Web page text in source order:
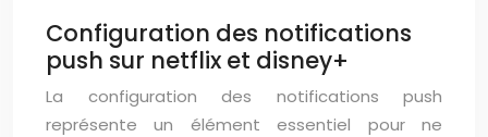
Configuration des notifications
push sur netflix et disney+
La configuration des notifications push
représente un élément essentiel pour ne